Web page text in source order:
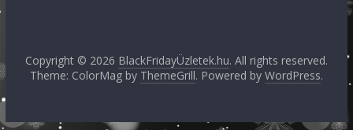
Copyright © 2026 BlackFridayÜzletek.hu. All rights reserved.
Theme: ColorMag by ThemeGrill. Powered by WordPress.